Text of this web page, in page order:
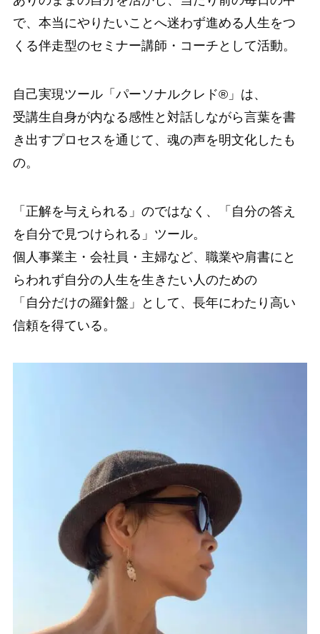
で、本当にやりたいことへ迷わず進める人生をつ
くる伴走型のセミナー講師・コーチとして活動。
自己実現ツール「パーソナルクレド®」は、
受講生自身が内なる感性と対話しながら言葉を書
き出すプロセスを通じて、魂の声を明文化したも
の。
「正解を与えられる」のではなく、「自分の答え
を自分で見つけられる」ツール。
個人事業主・会社員・主婦など、職業や肩書にと
らわれず自分の人生を生きたい人のための
「自分だけの羅針盤」として、長年にわたり高い
信頼を得ている。